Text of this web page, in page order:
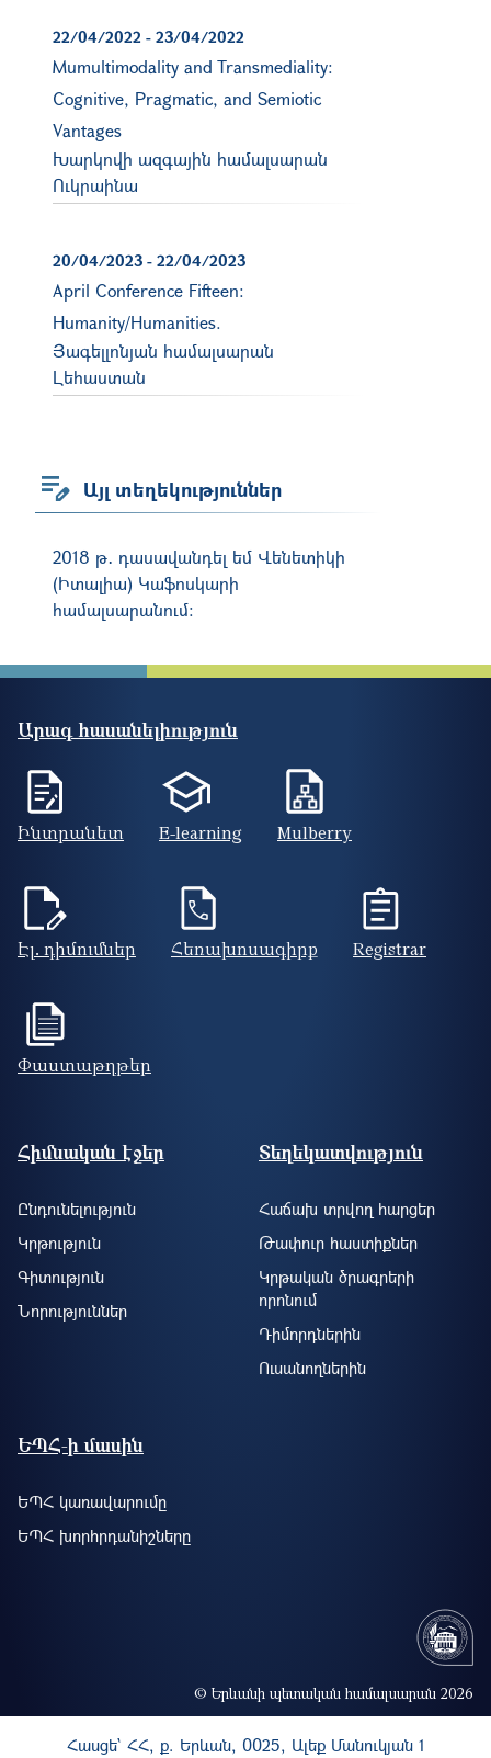
22/04/2022 - 23/04/2022
Mumultimodality and Transmediality:
Cognitive, Pragmatic, and Semiotic
Vantages
Խարկովի ազգային համալսարան
Ուկրաինա
20/04/2023 - 22/04/2023
April Conference Fifteen:
Humanity/Humanities.
Յագելլոնյան համալսարան
Լեհաստան
Այլ տեղեկություններ
2018 թ․ դասավանդել եմ Վենետիկի
(Իտալիա) Կաֆոսկարի
համալսարանում։
Արագ հասանելիություն
Ինտրանետ E-learning Mulberry
Էլ. դիմումներ Հեռախոսագիրք Registrar
Փաստաթղթեր
Footer site information
Հիմնական էջեր
Ընդունելություն
Կրթություն
Գիտություն
Նորություններ
Տեղեկատվություն
Հաճախ տրվող հարցեր
Թափուր հաստիքներ
Կրթական ծրագրերի
որոնում
Դիմորդներին
Ուսանողներին
ԵՊՀ-ի մասին
ԵՊՀ կառավարումը
ԵՊՀ խորհրդանիշները
© Երևանի պետական համալսարան 2026
Հասցե` ՀՀ, ք. Երևան, 0025, Ալեք Մանուկյան 1